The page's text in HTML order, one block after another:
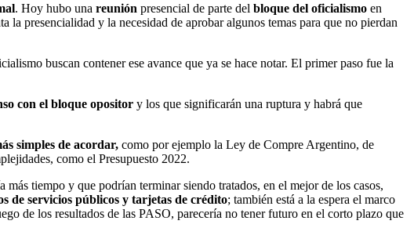
. Hoy hubo una reunión presencial de parte del bloque del oficialismo en
la presencialidad y la necesidad de aprobar algunos temas para que no pierdan
buscan contener ese avance que ya se hace notar. El primer paso fue la
con el bloque opositor y los que significarán una ruptura y habrá que
simples de acordar, como por ejemplo la Ley de Compre Argentino, de
como el Presupuesto 2022.
más tiempo y que podrían terminar siendo tratados, en el mejor de los casos,
de servicios públicos y tarjetas de crédito; también está a la espera el marco
de los resultados de las PASO, parecería no tener futuro en el corto plazo que